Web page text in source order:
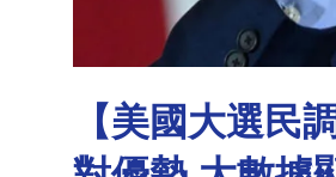
【美國大選民